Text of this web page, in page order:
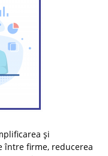
și
între firme, reducerea